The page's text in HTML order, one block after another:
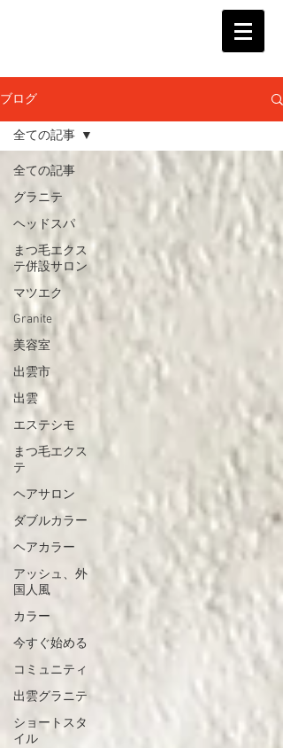
ブログ
全ての記事
グラニテ
ヘッドスパ
まつ毛エクス
テ併設サロン
マツエク
Granite
美容室
出雲市
出雲
エステシモ
まつ毛エクス
テ
ヘアサロン
ダブルカラー
ヘアカラー
アッシュ、外
国人風
カラー
今すぐ始める
コミュニティ
出雲グラニテ
ショートスタ
イル
全ての記事